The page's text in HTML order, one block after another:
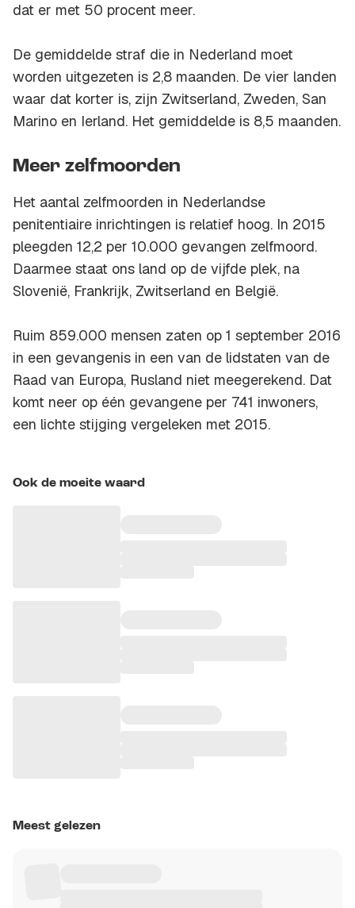
dat er met 50 procent meer.
De gemiddelde straf die in Nederland moet
worden uitgezeten is 2,8 maanden. De vier landen
waar dat korter is, zijn Zwitserland, Zweden, San
Marino en Ierland. Het gemiddelde is 8,5 maanden.
Meer zelfmoorden
Het aantal zelfmoorden in Nederlandse
penitentiaire inrichtingen is relatief hoog. In 2015
pleegden 12,2 per 10.000 gevangen zelfmoord.
Daarmee staat ons land op de vijfde plek, na
Slovenië, Frankrijk, Zwitserland en België.
Ruim 859.000 mensen zaten op 1 september 2016
in een gevangenis in een van de lidstaten van de
Raad van Europa, Rusland niet meegerekend. Dat
komt neer op één gevangene per 741 inwoners,
een lichte stijging vergeleken met 2015.
Ook de moeite waard
Meest gelezen